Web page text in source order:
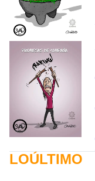
LOÚLTIMO